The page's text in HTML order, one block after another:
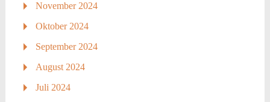
November 2024
Oktober 2024
September 2024
August 2024
Juli 2024